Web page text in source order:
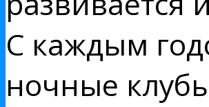
С каждым
ночные